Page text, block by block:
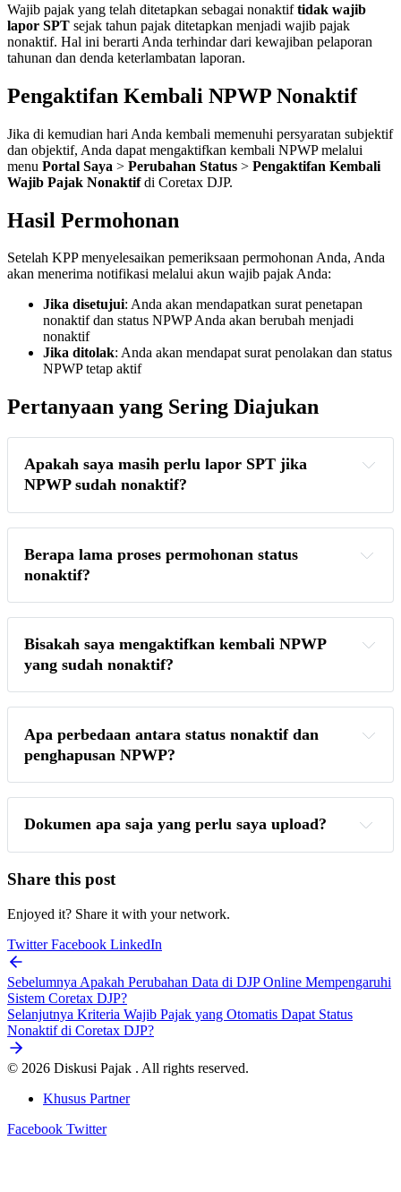
Wajib pajak yang telah ditetapkan sebagai nonaktiftidak wajib
lapor SPT sejak tahun pajak ditetapkan menjadi wajib pajak
nonaktif. Hal ini berarti Anda terhindar dari kewajiban pelaporan
tahunan dan denda keterlambatan laporan.
Pengaktifan Kembali NPWP Nonaktif
Jika di kemudian hari Anda kembali memenuhi persyaratan subjektif
dan objektif, Anda dapat mengaktifkan kembali NPWP melalui
menu Portal Saya > Perubahan Status > Pengaktifan Kembali
Wajib Pajak Nonaktifdi Coretax DJP.
Hasil Permohonan
Setelah KPP menyelesaikan pemeriksaan permohonan Anda, Anda
akan menerima notifikasi melalui akun wajib pajak Anda:
Jika disetujui: Anda akan mendapatkan surat penetapan
nonaktif dan status NPWP Anda akan berubah menjadi
nonaktif
Jika ditolak: Anda akan mendapat surat penolakan dan status
NPWP tetap aktif
Pertanyaan yang Sering Diajukan
Apakah saya masih perlu lapor SPT jika
NPWP sudah nonaktif?
Berapa lama proses permohonan status
nonaktif?
Bisakah saya mengaktifkan kembali NPWP
yang sudah nonaktif?
Apa perbedaan antara status nonaktif dan
penghapusan NPWP?
Dokumen apa saja yang perlu saya upload?
Share this post
Enjoyed it? Share it with your network.
TwitterFacebook LinkedIn
Sebelumnya Apakah Perubahan Data di DJP Online Mempengaruhi
Sistem Coretax DJP?
Selanjutnya Kriteria Wajib Pajak yang Otomatis Dapat Status
Nonaktif di Coretax DJP?
© 2026 Diskusi Pajak . All rights reserved.
Khusus Partner
Facebook Twitter